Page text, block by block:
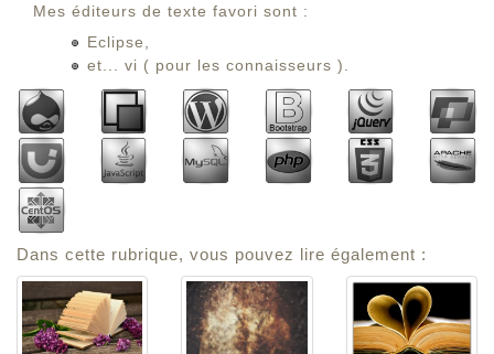
Mes éditeurs de texte favori sont :
Eclipse,
et... vi ( pour les connaisseurs ).
Dans cette rubrique, vous pouvez lire également :